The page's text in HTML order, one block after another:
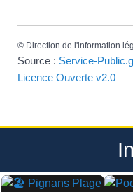
© Direction de l'information
Source : Service-
Licence Ouverte v2.0